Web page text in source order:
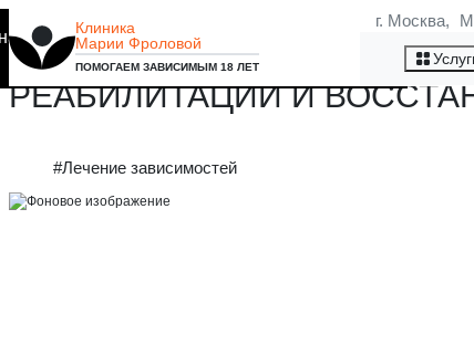
Клиника
Марии Фроловой
ПОМОГАЕМ ЗАВИСИМЫМ 18 ЛЕТ
г. Москва,
ХОБЛ И КУРЕНИЕ: ПОЧЕМУ
РЕАБИЛИТАЦИИ И
#Лечение зависимостей
то, что мы используем